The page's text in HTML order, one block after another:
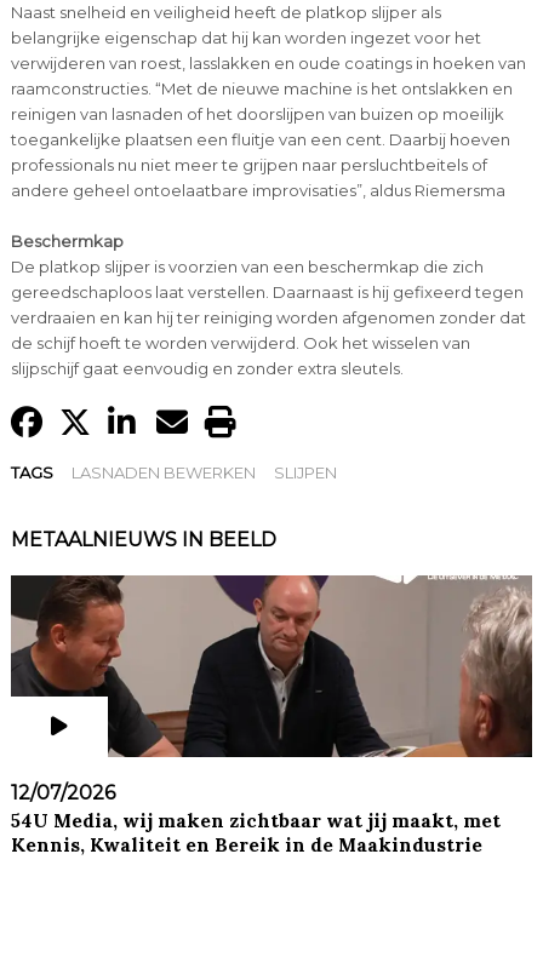
Naast snelheid en veiligheid heeft de platkop slijper als
belangrijke eigenschap dat hij kan worden ingezet voor het
verwijderen van roest, lasslakken en oude coatings in hoeken van
raamconstructies. “Met de nieuwe machine is het ontslakken en
reinigen van lasnaden of het doorslijpen van buizen op moeilijk
toegankelijke plaatsen een fluitje van een cent. Daarbij hoeven
professionals nu niet meer te grijpen naar persluchtbeitels of
andere geheel ontoelaatbare improvisaties”, aldus Riemersma
Beschermkap
De platkop slijper is voorzien van een beschermkap die zich
gereedschaploos laat verstellen. Daarnaast is hij gefixeerd tegen
verdraaien en kan hij ter reiniging worden afgenomen zonder dat
de schijf hoeft te worden verwijderd. Ook het wisselen van
slijpschijf gaat eenvoudig en zonder extra sleutels.
TAGS LASNADEN BEWERKEN SLIJPEN
METAALNIEUWS IN BEELD
12/07/2026
54U Media, wij maken zichtbaar wat jij maakt, met
Kennis, Kwaliteit en Bereik in de Maakindustrie